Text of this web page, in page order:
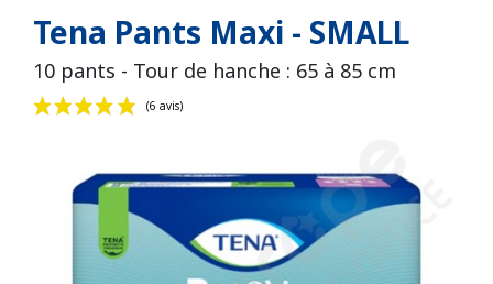
Tena Pants Maxi - SMALL
10 pants - Tour de hanche : 65 à 85 cm
(6 avis)